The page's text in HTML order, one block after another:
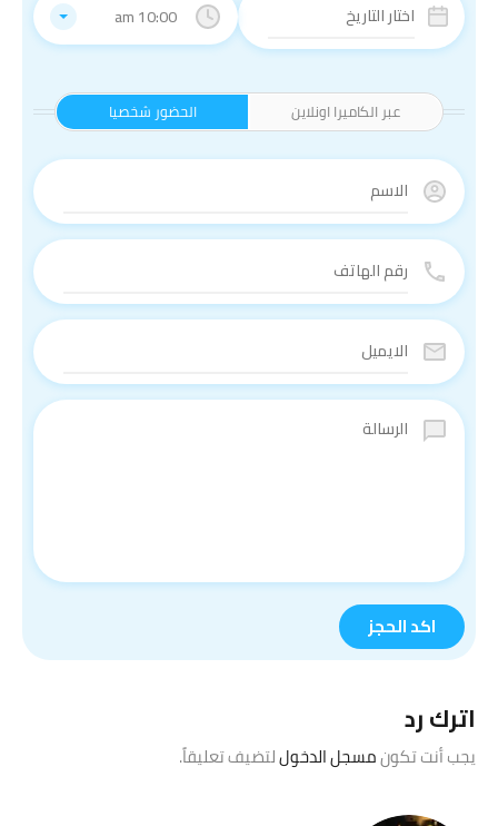
10:00 am
الحضور شخصيا عبر الكاميرا اونلاين
اترك رد
يجب أنت تكونمسجل الدخوللتضيف تعليقاً.